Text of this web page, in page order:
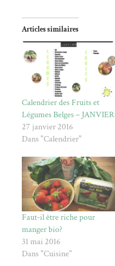
Articles similaires
Calendrier des Fruits et
Légumes Belges – JANVIER
27 janvier 2016
Dans "Calendrier"
Faut-il être riche pour
manger bio?
31 mai 2016
Dans "Cuisine"